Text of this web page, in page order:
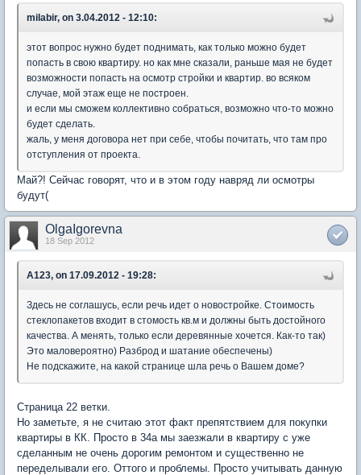
milabir, on 3.04.2012 - 12:10:
этот вопрос нужно будет поднимать, как только можно будет
попасть в свою квартиру. но как мне сказали, раньше мая не будет
возможности попасть на осмотр стройки и квартир. во всяком
случае, мой этаж еще не построен.
и если мы сможем коллективно собраться, возможно что-то можно
будет сделать.
жаль, у меня договора нет при себе, чтобы почитать, что там про
отступления от проекта.
Май?! Сейчас говорят, что и в этом году навряд ли осмотры
будут(
OlgaIgorevna
18 Sep 2012
A123, on 17.09.2012 - 19:28:
Здесь не соглашусь, если речь идет о новостройке. Стоимость
стеклопакетов входит в стомость кв.м и должны быть достойного
качества. А менять, только если деревянные хочется. Как-то так)
Это маловероятно) Разброд и шатание обеспечены)
Не подскажите, на какой странице шла речь о Вашем доме?
Страница 22 ветки.
Но заметьте, я не считаю этот факт препятствием для покупки
квартиры в КК. Просто в 34а мы заезжали в квартиру с уже
сделанным не очень дорогим ремонтом и существенно не
переделывали его. Оттого и проблемы. Просто учитывать данную